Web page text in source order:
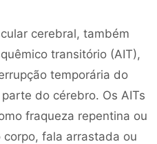
cerebral, também
transitório (AIT),
temporária do
do cérebro. Os AITs
fraqueza repentina ou
fala arrastada ou